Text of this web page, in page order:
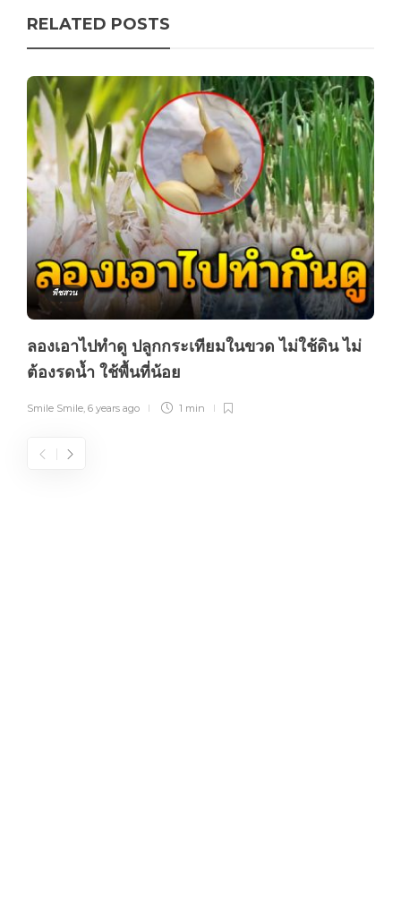
RELATED POSTS
พืชสวน
ลองเอาไปทำดู ปลูกกระเทียมในขวด ไม่ใช้ดิน ไม่
ต้องรดน้ำ ใช้พื้นที่น้อย
Smile Smile, 6 years ago 1 min